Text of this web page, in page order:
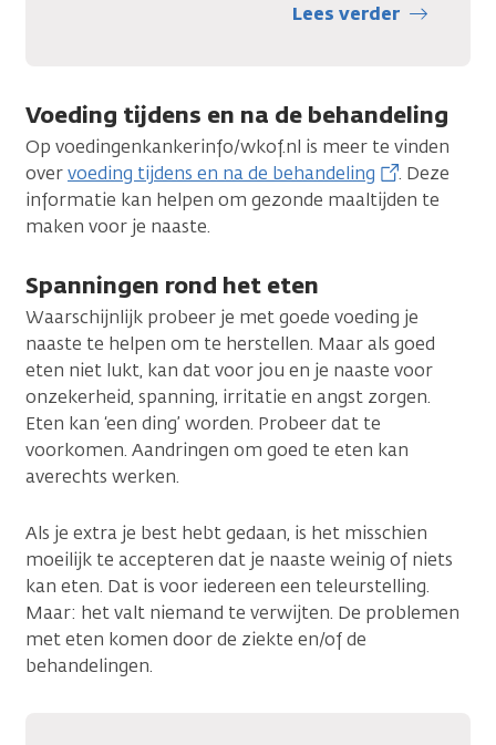
Lees verder
Voeding tijdens en na de behandeling
Op voedingenkankerinfo/wkof.nl is meer te vinden
overvoeding tijdens en na de behandeling
. Deze
informatie kan helpen om gezonde maaltijden te
maken voor je naaste.
Spanningen rond het eten
Waarschijnlijk probeer je met goede voeding je
naaste te helpen om te herstellen. Maar als goed
eten niet lukt, kan dat voor jou en je naaste voor
onzekerheid, spanning, irritatie en angst zorgen.
Eten kan ‘een ding’ worden. Probeer dat te
voorkomen. Aandringen om goed te eten kan
averechts werken.
Als je extra je best hebt gedaan, is het misschien
moeilijk te accepteren dat je naaste weinig of niets
kan eten. Dat is voor iedereen een teleurstelling.
Maar: het valt niemand te verwijten. De problemen
met eten komen door de ziekte en/of de
behandelingen.